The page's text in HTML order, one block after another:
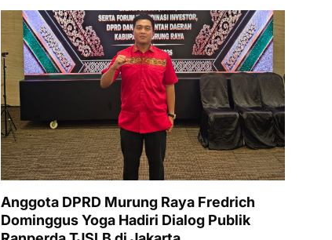
Anggota DPRD Murung Raya Fredrich
Dominggus Yoga Hadiri Dialog Publik